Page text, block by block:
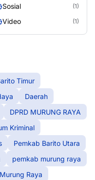
Sosial (1)
Video (1)
Timur
Daerah
DPRD MURUNG RAYA
Kriminal
Pemkab Barito Utara
pemkab murung raya
Raya